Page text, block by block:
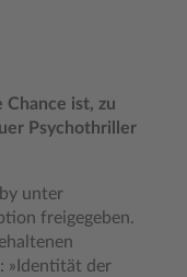
Chance ist, zu
Psychothriller
unter
freigegeben.
»Identität der